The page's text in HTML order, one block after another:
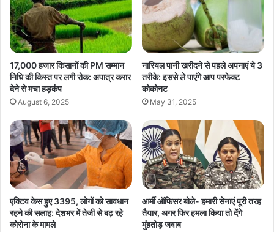
17,000 हजार किसानों की PM सम्मान
निधि की किस्त पर लगी रोक: अपात्र करार
देने से मचा हड़कंप
August 6, 2025
नारियल पानी खरीदने से पहले अपनाएं ये 3
तरीके: इससे ले पाएंगे आप परफेक्ट
कोकोनट
May 31, 2025
एक्टिव केस हुए 3395, लोगों को सावधान
रहने की सलाह: देशभर में तेजी से बढ़ रहे
कोरोना के मामले
आर्मी ऑफिसर बोले- हमारी सेनाएं पूरी तरह
तैयार, अगर फिर हमला किया तो देंगे
मुंहतोड़ जवाब